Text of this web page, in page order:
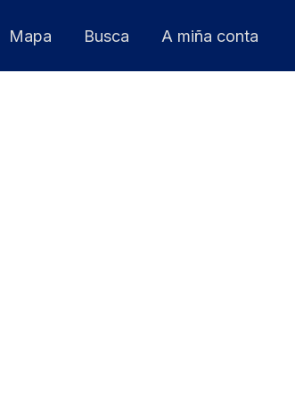
Mapa Busca A miña conta